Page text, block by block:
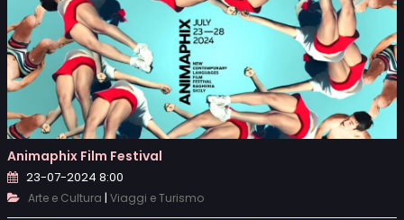
Animaphix Film Festival
23-07-2024 8:00
Arte e Cultura | Viaggi e Turismo